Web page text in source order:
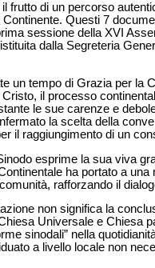
frutto di un percorso
Continente. Questi 7
sessione della XVI
dalla Segreteria
un tempo di Grazia per la
il processo
le sue carenze e
la scelta della
il raggiungimento di un
esprime la sua viva
ha portato a
rafforzando il
non significa la
Universale e
sinodali” nella
a livello locale non